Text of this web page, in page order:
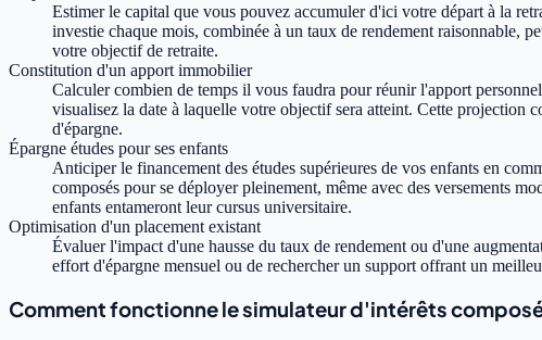
Estimer le capital que vous pouvez accumuler d'ici votre départ à la
investie chaque mois, combinée à un taux de rendement raisonnable,
votre objectif de retraite.
Constitution d'un apport immobilier
Calculer combien de temps il vous faudra pour réunir l'apport
visualisez la date à laquelle votre objectif sera atteint. Cette projection
d'épargne.
Épargne études pour ses enfants
Anticiper le financement des études supérieures de vos enfants en
composés pour se déployer pleinement, même avec des versements
enfants entameront leur cursus universitaire.
Optimisation d'un placement existant
Évaluer l'impact d'une hausse du taux de rendement ou d'une
effort d'épargne mensuel ou de rechercher un support offrant un
Comment fonctionne le simulateur d'intérêts